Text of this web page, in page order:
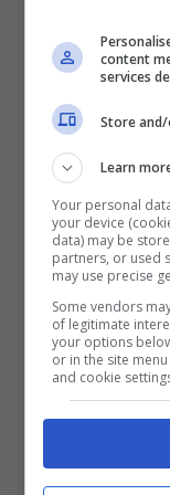
per me,
essere un
l’ultimo
descritto il
content
services
Store
Learn
Your personal
your device
data) may be
partners, or used
may use precise
Some vendors
of legitimate
your options
or in the site
and cookie